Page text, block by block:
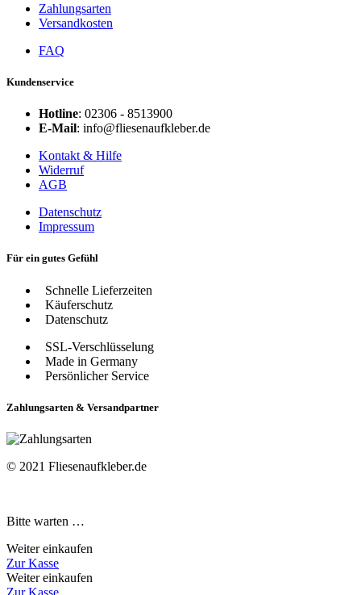
Zahlungsarten
Versandkosten
FAQ
Kundenservice
Hotline: 02306 - 8513900
E-Mail: info@fliesenaufkleber.de
Kontakt & Hilfe
Widerruf
AGB
Datenschutz
Impressum
Für ein gutes Gefühl
Schnelle Lieferzeiten
Käuferschutz
Datenschutz
SSL-Verschlüsselung
Made in Germany
Persönlicher Service
Zahlungsarten & Versandpartner
© 2021 Fliesenaufkleber.de
Bitte warten …
Weiter einkaufen
Zur Kasse
Weiter einkaufen
Zur Kasse